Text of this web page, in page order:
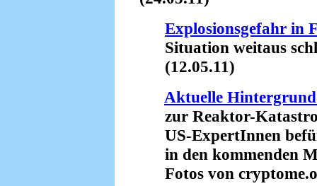
Explosionsgefahr in
Situation weitaus
(12.05.11)
Aktuelle
zur Reaktor-
US-ExpertInnen
in den kommenden
Fotos von